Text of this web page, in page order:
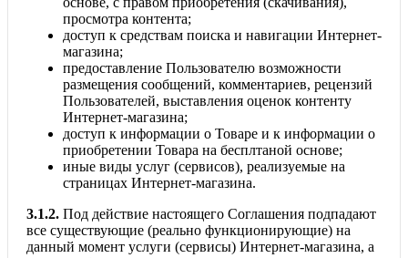
просмотра контента;
доступ к средствам поиска и навигации Интернет-
магазина;
предоставление Пользователю возможности
размещения сообщений, комментариев, рецензий
Пользователей, выставления оценок контенту
Интернет-магазина;
доступ к информации о Товаре и к информации о
приобретении Товара на бесплтаной основе;
иные виды услуг (сервисов), реализуемые на
страницах Интернет-магазина.
3.1.2. Под действие настоящего Соглашения подпадают
все существующие (реально функционирующие) на
данный момент услуги (сервисы) Интернет-магазина, а